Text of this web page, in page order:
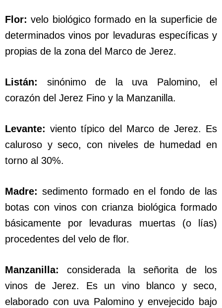
Flor: velo biológico formado en la superficie de
determinados vinos por levaduras específicas y
propias de la zona del Marco de Jerez.
Listán: sinónimo de la uva Palomino, el
corazón del Jerez Fino y la Manzanilla.
Levante: viento típico del Marco de Jerez. Es
caluroso y seco, con niveles de humedad en
torno al 30%.
Madre: sedimento formado en el fondo de las
botas con vinos con crianza biológica formado
básicamente por levaduras muertas (o lías)
procedentes del velo de flor.
Manzanilla: considerada la señorita de los
vinos de Jerez. Es un vino blanco y seco,
elaborado con uva Palomino y envejecido bajo